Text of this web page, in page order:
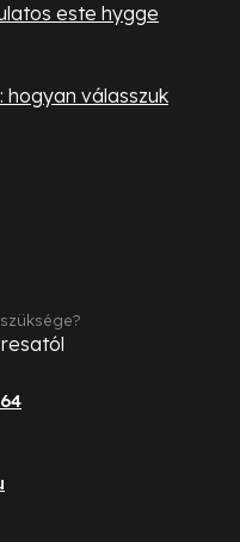
este hygge
hogyan válasszuk